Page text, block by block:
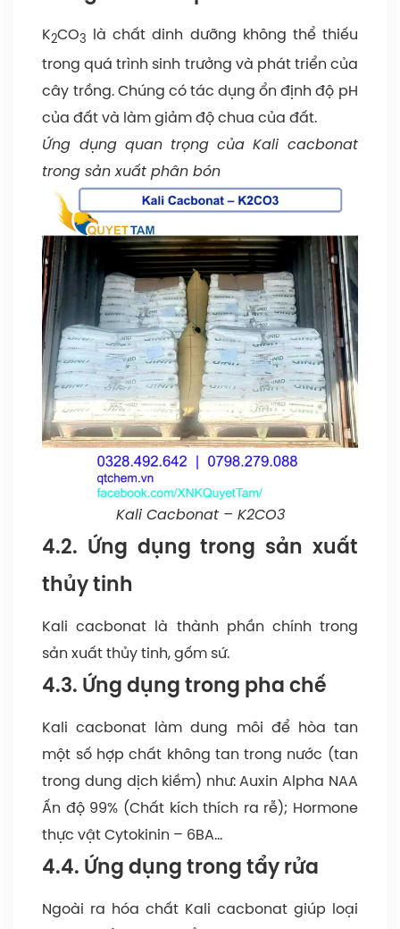
K2CO3 là chất dinh dưỡng không thể thiếu
trong quá trình sinh trưởng và phát triển của
cây trồng. Chúng có tác dụng ổn định độ pH
của đất và làm giảm độ chua của đất.
Ứng dụng quan trọng của Kali cacbonat
trong sản xuất phân bón
Kali Cacbonat – K2CO3
4.2. Ứng dụng trong sản xuất
thủy tinh
Kali cacbonat là thành phần chính trong
sản xuất thủy tinh, gốm sứ.
4.3. Ứng dụng trong pha chế
Kali cacbonat làm dung môi để hòa tan
một số hợp chất không tan trong nước (tan
trong dung dịch kiềm) như: Auxin Alpha NAA
Ấn độ 99% (Chất kích thích ra rễ); Hormone
thực vật Cytokinin – 6BA…
4.4. Ứng dụng trong tẩy rửa
Ngoài ra hóa chất Kali cacbonat giúp loại